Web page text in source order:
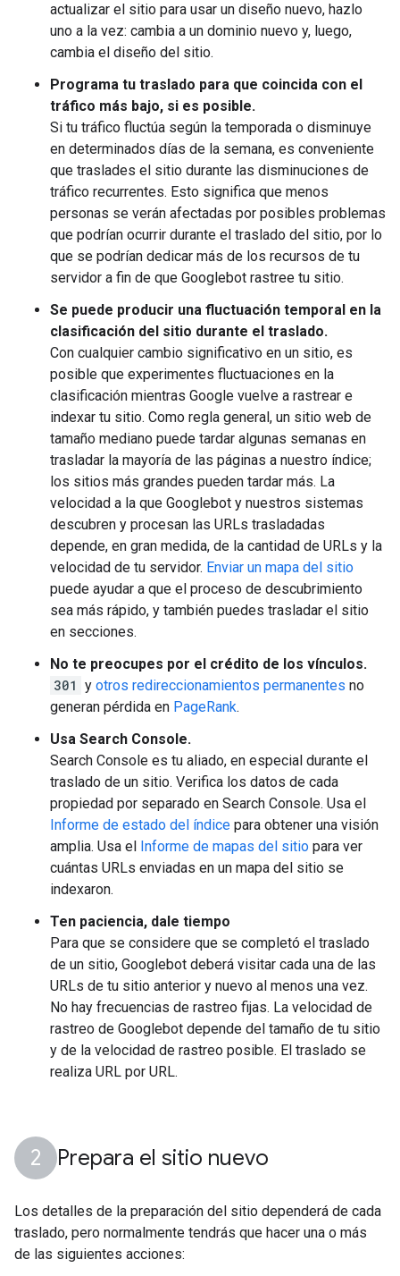
actualizar el sitio para usar un diseño nuevo, hazlo
uno a la vez: cambia a un dominio nuevo y, luego,
cambia el diseño del sitio.
Programa tu traslado para que coincida con el
tráfico más bajo, si es posible.
Si tu tráfico fluctúa según la temporada o disminuye
en determinados días de la semana, es conveniente
que traslades el sitio durante las disminuciones de
tráfico recurrentes. Esto significa que menos
personas se verán afectadas por posibles problemas
que podrían ocurrir durante el traslado del sitio, por lo
que se podrían dedicar más de los recursos de tu
servidor a fin de que Googlebot rastree tu sitio.
Se puede producir una fluctuación temporal en la
clasificación del sitio durante el traslado.
Con cualquier cambio significativo en un sitio, es
posible que experimentes fluctuaciones en la
clasificación mientras Google vuelve a rastrear e
indexar tu sitio. Como regla general, un sitio web de
tamaño mediano puede tardar algunas semanas en
trasladar la mayoría de las páginas a nuestro índice;
los sitios más grandes pueden tardar más. La
velocidad a la que Googlebot y nuestros sistemas
descubren y procesan las URLs trasladadas
depende, en gran medida, de la cantidad de URLs y la
velocidad de tu servidor. Enviar un mapa del sitio
puede ayudar a que el proceso de descubrimiento
sea más rápido, y también puedes trasladar el sitio
en secciones.
No te preocupes por el crédito de los vínculos.
301 y otros redireccionamientos permanentes no
generan pérdida en PageRank.
Usa Search Console.
Search Console es tu aliado, en especial durante el
traslado de un sitio. Verifica los datos de cada
propiedad por separado en Search Console. Usa el
Informe de estado del índice para obtener una visión
amplia. Usa el Informe de mapas del sitio para ver
cuántas URLs enviadas en un mapa del sitio se
indexaron.
Ten paciencia, dale tiempo
Para que se considere que se completó el traslado
de un sitio, Googlebot deberá visitar cada una de las
URLs de tu sitio anterior y nuevo al menos una vez.
No hay frecuencias de rastreo fijas. La velocidad de
rastreo de Googlebot depende del tamaño de tu sitio
y de la velocidad de rastreo posible. El traslado se
realiza URL por URL.
Prepara el sitio nuevo
Los detalles de la preparación del sitio dependerá de cada
traslado, pero normalmente tendrás que hacer una o más
de las siguientes acciones: